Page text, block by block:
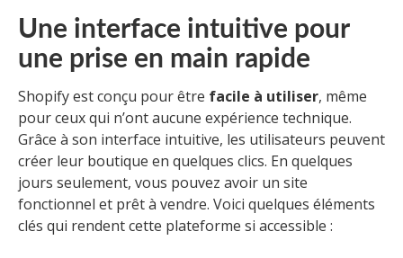
Une interface intuitive pour
une prise en main rapide
Shopify est conçu pour être facile à utiliser, même
pour ceux qui n’ont aucune expérience technique.
Grâce à son interface intuitive, les utilisateurs peuvent
créer leur boutique en quelques clics. En quelques
jours seulement, vous pouvez avoir un site
fonctionnel et prêt à vendre. Voici quelques éléments
clés qui rendent cette plateforme si accessible :